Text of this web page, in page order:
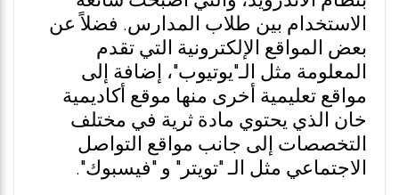
الاستخدام بين طلاب المدارس. فضلاً عن
بعض المواقع الإلكترونية التي تقدم
المعلومة مثل الـ"يوتيوب"، إضافة إلى
مواقع تعليمية أخرى منها موقع أكاديمية
خان الذي يحتوي مادة ثرية في مختلف
التخصصات إلى جانب مواقع التواصل
الاجتماعي مثل الـ "تويتر" و "فيسبوك".